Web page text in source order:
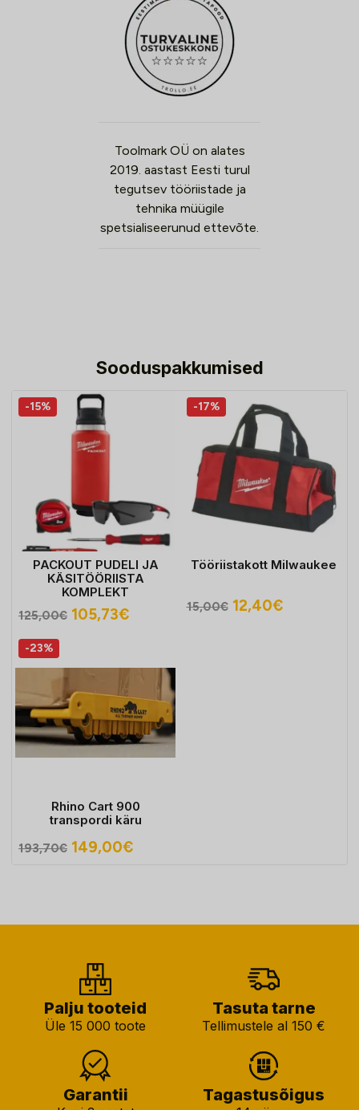
Toolmark OÜ on alates
2019. aastast Eesti turul
tegutsev tööriistade ja
tehnika müügile
spetsialiseerunud ettevõte.
Sooduspakkumised
-15%
PACKOUT PUDELI JA
KÄSITÖÖRIISTA
KOMPLEKT
125,00€ Algne
125,00€.
105,73€Praegune
105,73€.
-17%
Tööriistakott Milwaukee
15,00€ Algne
12,40€Praegune
-23%
Rhino Cart 900
transpordi käru
193,70€ Algne
149,00€Praegune
Palju tooteid
Üle 15 000 toote
Tasuta tarne
Tellimustele al 150 €
Garantii Tagastusõigus